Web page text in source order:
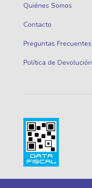
Quiénes Somos
Contacto
Preguntas Frecuentes
Política de Devolución